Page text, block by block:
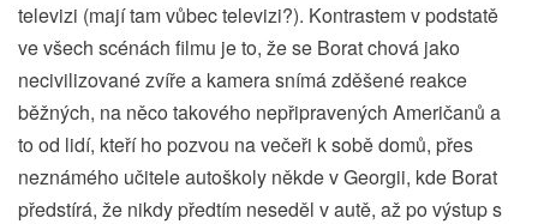
televizi (mají tam vůbec televizi?). Kontrastem v podstatě
ve všech scénách filmu je to, že se Borat chová jako
necivilizované zvíře a kamera snímá zděšené reakce
běžných, na něco takového nepřipravených Američanů a
to od lidí, kteří ho pozvou na večeři k sobě domů, přes
neznámého učitele autoškoly někde v Georgii, kde Borat
předstírá, že nikdy předtím neseděl v autě, až po výstup s